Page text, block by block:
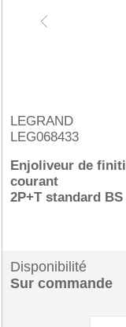
LEGRAND
LEG068433
Enjoliveur de
courant
2P+T standard
Disponibilité
Sur commande